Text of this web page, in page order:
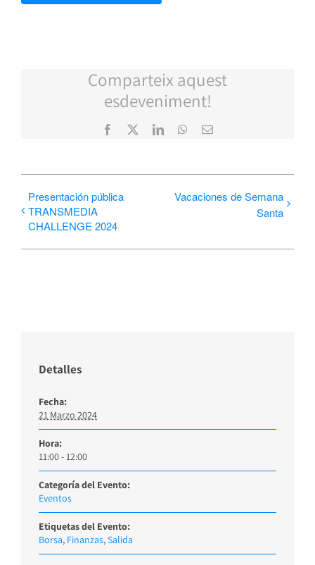
Comparteix aquest
esdeveniment!
Facebook LinkedInWhatsApp
Correo
Presentación pública
TRANSMEDIA
CHALLENGE 2024
Vacaciones de Semana
Santa
Detalles
Fecha:
21 Marzo 2024
Hora:
11:00 - 12:00
Categoría del Evento:
Eventos
Etiquetas del Evento:
Borsa, Finanzas, Salida